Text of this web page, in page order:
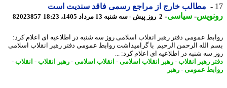
مطالب خارج از مراجع رسمی فاقد سندیت است
-سیاسی-2 روز پیش - سه شنبه 13 مرداد 1405، 18:23 82023857
عمومی دفتر رهبر انقلاب اسلامی روز سه شنبه در اطلاعیه ای اعلام کرد:
الله الرحمن الرحیم با گرامیداشت روابط عمومی دفتر رهبر انقلاب اسلامی
سه شنبه در اطلاعیه ای اعلام کرد: ...
رهبر انقلاب-رهبر انقلاب اسلامی-انقلاب اسلامی-رهبر انقلاب-انقلاب-
عمومی-رهبر